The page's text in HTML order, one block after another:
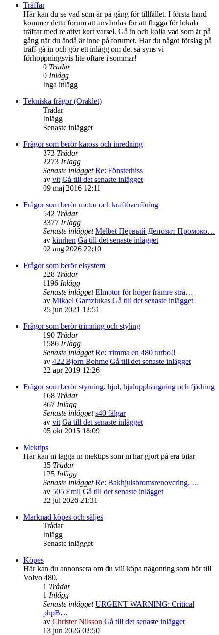
Träffar
Här kan du se vad som är på gång för tillfället. I första hand
kommer detta forum att användas för att flagga för lokala
träffar med relativt kort varsel. Gå in och kolla vad som är på
gång när du ändå är inne på forumet. Har du något förslag på
träff gå in och gör ett inlägg om det så syns vi
förhoppningsvis lite oftare i sommar!
0 Trådar
0 Inlägg
Inga inlägg
Tekniska frågor (Oraklet)
Trådar
Inlägg
Senaste inlägget
Frågor som berör kaross och inredning
373 Trådar
2273 Inlägg
Senaste inlägget Re: Fönsterhiss
av vit Gå till det senaste inlägget
09 maj 2016 12:11
Frågor som berör motor och kraftöverföring
542 Trådar
3377 Inlägg
Senaste inlägget Melbet Первый Депозит Промоко…
av kinrhen Gå till det senaste inlägget
02 aug 2026 22:10
Frågor som berör elsystem
228 Trådar
1196 Inlägg
Senaste inlägget Elmotor för höger främre strå…
av Mikael Gamziukas Gå till det senaste inlägget
25 jun 2021 12:51
Frågor som berör trimning och styling
190 Trådar
1586 Inlägg
Senaste inlägget Re: trimma en 480 turbo!!
av 422 Bjorn Bohme Gå till det senaste inlägget
22 apr 2019 12:26
Frågor som berör styrning, hjul, hjulupphängning och fjädring
168 Trådar
867 Inlägg
Senaste inlägget s40 fälgar
av vit Gå till det senaste inlägget
05 okt 2015 18:09
Mektips
Här kan ni lägga in mektips som ni har gjort på era bilar
35 Trådar
125 Inlägg
Senaste inlägget Re: Bakhjulsbromsrenovering. …
av 505 Emil Gå till det senaste inlägget
22 jul 2026 21:31
Marknad köpes och säljes
Trådar
Inlägg
Senaste inlägget
Köpes
Här kan du annonsera om du vill köpa någonting som hör till
Volvo 480.
1 Trådar
1 Inlägg
Senaste inlägget URGENT WARNING: Critical
phpB…
av Christer Nilsson Gå till det senaste inlägget
13 jun 2026 02:50